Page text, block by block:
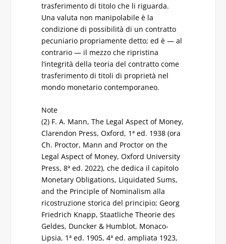
trasferimento di titolo che li riguarda.
Una valuta non manipolabile è la
condizione di possibilità di un contratto
pecuniario propriamente detto; ed è — al
contrario — il mezzo che ripristina
l’integrità della teoria del contratto come
trasferimento di titoli di proprietà nel
mondo monetario contemporaneo.
Note
(2) F. A. Mann, The Legal Aspect of Money,
Clarendon Press, Oxford, 1ª ed. 1938 (ora
Ch. Proctor, Mann and Proctor on the
Legal Aspect of Money, Oxford University
Press, 8ª ed. 2022), che dedica il capitolo
Monetary Obligations, Liquidated Sums,
and the Principle of Nominalism alla
ricostruzione storica del principio; Georg
Friedrich Knapp, Staatliche Theorie des
Geldes, Duncker & Humblot, Monaco-
Lipsia, 1ª ed. 1905, 4ª ed. ampliata 1923,